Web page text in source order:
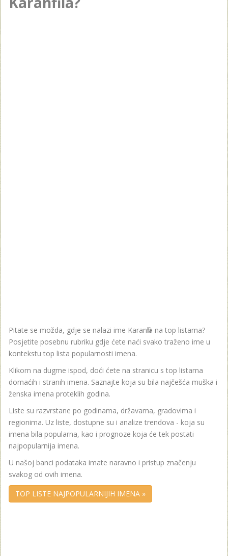
Pitate se možda, gdje se nalazi ime Karanfila na top listama?
Posjetite posebnu rubriku gdje ćete naći svako traženo ime u
kontekstu top lista popularnosti imena.
Klikom na dugme ispod, doći ćete na stranicu s top listama
domaćih i stranih imena. Saznajte koja su bila najčešća muška i
ženska imena proteklih godina.
Liste su razvrstane po godinama, državama, gradovima i
regionima. Uz liste, dostupne su i analize trendova - koja su
imena bila popularna, kao i prognoze koja će tek postati
najpopularnija imena.
U našoj banci podataka imate naravno i pristup značenju
svakog od ovih imena.
TOP LISTE NAJPOPULARNIJIH IMENA »